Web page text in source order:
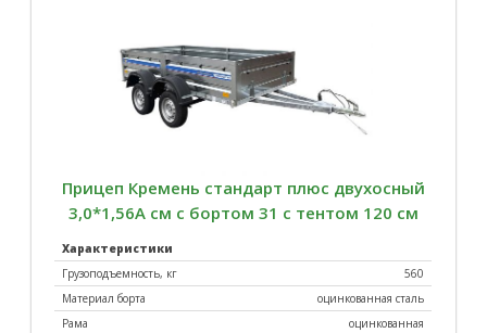
Прицеп Кремень стандарт плюс двухосный
3,0*1,56А см с бортом 31 с тентом 120 см
Характеристики
Грузоподъемность, кг
560
Материал борта
оцинкованная сталь
Рама
оцинкованная